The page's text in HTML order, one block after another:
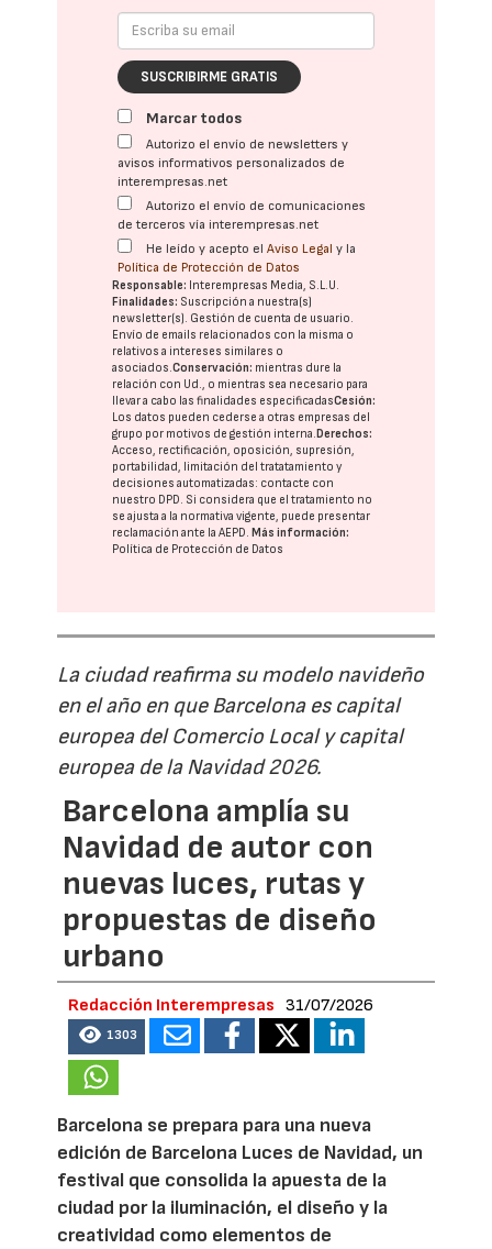
SUSCRIBIRME GRATIS
Marcar todos
Autorizo el envío de newsletters y
avisos informativos personalizados de
interempresas.net
Autorizo el envío de comunicaciones
de terceros vía interempresas.net
He leído y acepto elAviso Legal y la
Política de Protección de Datos
Responsable: Interempresas Media, S.L.U.
Finalidades: Suscripción a nuestra(s)
newsletter(s). Gestión de cuenta de usuario.
Envío de emails relacionados con la misma o
relativos a intereses similares o
asociados.Conservación: mientras dure la
relación con Ud., o mientras sea necesario para
llevar a cabo las finalidades especificadasCesión:
Los datos pueden cederse a otras empresas del
grupo por motivos de gestión interna.Derechos:
Acceso, rectificación, oposición, supresión,
portabilidad, limitación del tratatamiento y
decisiones automatizadas: contacte con
nuestro DPD . Si considera que el tratamiento no
se ajusta a la normativa vigente, puede presentar
reclamación ante laAEPD .Más información:
Política de Protección de Datos
La ciudad reafirma su modelo navideño
en el año en que Barcelona es capital
europea del Comercio Local y capital
europea de la Navidad 2026.
Barcelona amplía su
Navidad de autor con
nuevas luces, rutas y
propuestas de diseño
urbano
Redacción Interempresas 31/07/2026
1303
Barcelona se prepara para una nueva
edición de Barcelona Luces de Navidad, un
festival que consolida la apuesta de la
ciudad por la iluminación, el diseño y la
creatividad como elementos de